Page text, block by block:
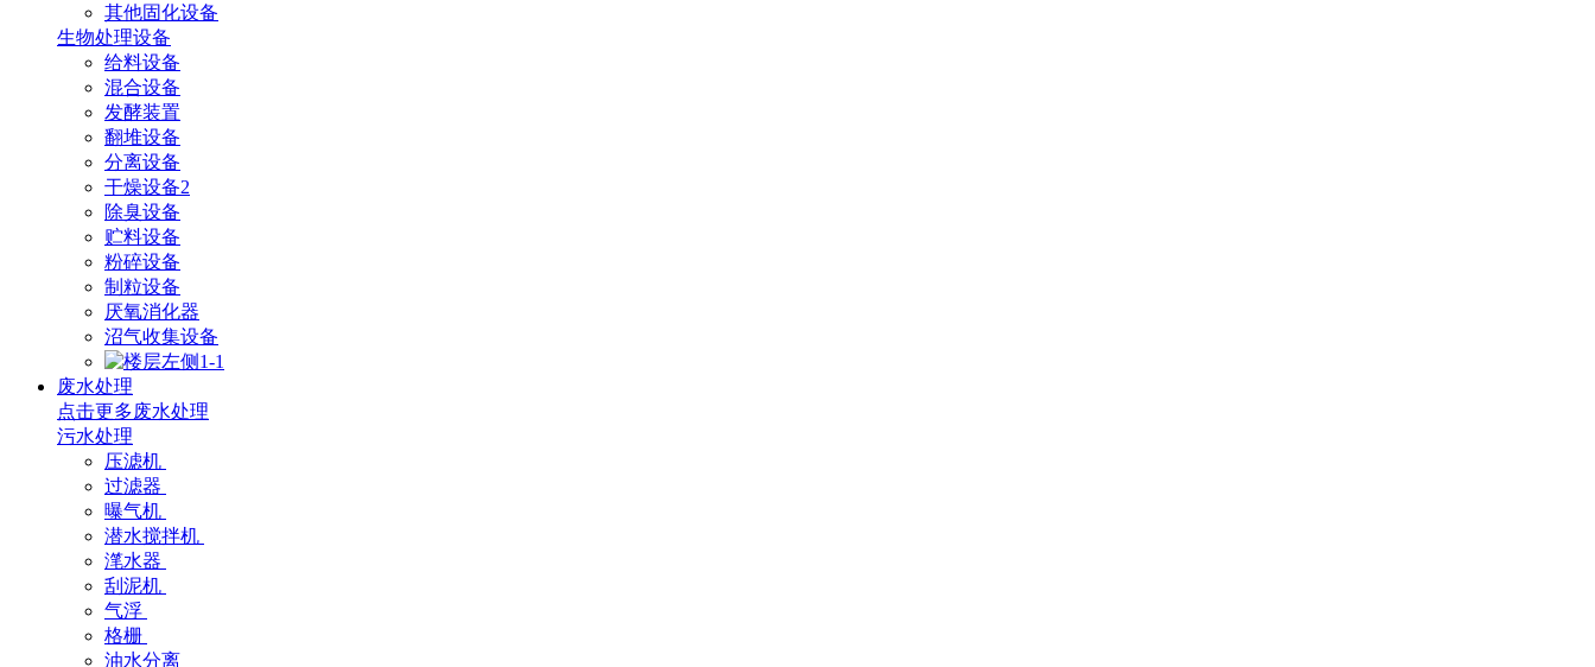
其他固化设备
生物处理设备
给料设备
混合设备
发酵装置
翻堆设备
分离设备
干燥设备2
除臭设备
贮料设备
粉碎设备
制粒设备
厌氧消化器
沼气收集设备
废水处理
点击更多废水处理
污水处理
压滤机
过滤器
曝气机
潜水搅拌机
滗水器
刮泥机
气浮
格栅
油水分离